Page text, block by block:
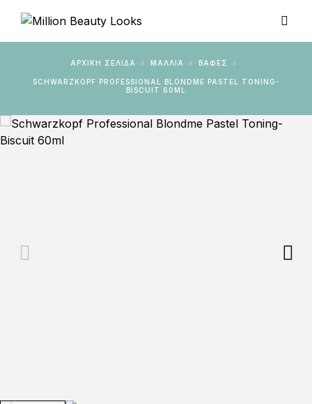
ΑΡΧΙΚΉ ΣΕΛΊΔΑ ΜΑΛΛΙΑ ΒΑΦΈΣ
SCHWARZKOPF PROFESSIONAL BLONDME PASTEL TONING-
BISCUIT 60ML